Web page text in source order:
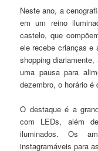
Neste ano, a
em um reino
castelo, que
ele recebe crianças e
shopping
uma pausa para
dezembro, o horário é
O destaque é a
com LEDs, além
iluminados. Os
instagramáveis para